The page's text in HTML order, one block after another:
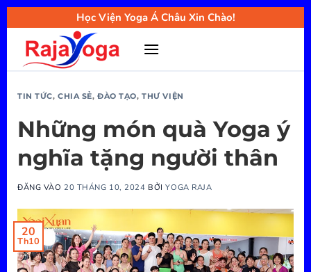
Bỏ
qua
nội
Học Viện Yoga Á Châu Xin Chào!
TIN TỨC,CHIA SẺ,ĐÀO TẠO,THƯ VIỆN
Những món quà Yoga ý
nghĩa tặng người thân
ĐĂNG VÀO 20 THÁNG 10, 2024 BỞIYOGA RAJA
20
Th10